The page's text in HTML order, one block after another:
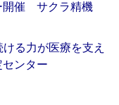
開催 サクラ精機
る力が医療を支え
ンター